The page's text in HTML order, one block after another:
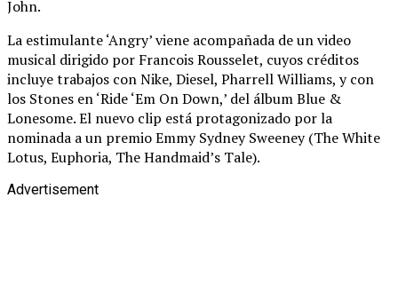
John.
La estimulante ‘Angry’ viene acompañada de un video
musical dirigido por Francois Rousselet, cuyos créditos
incluye trabajos con Nike, Diesel, Pharrell Williams, y con
los Stones en ‘Ride ‘Em On Down,’ del álbum Blue &
Lonesome. El nuevo clip está protagonizado por la
nominada a un premio Emmy Sydney Sweeney (The White
Lotus, Euphoria, The Handmaid’s Tale).
Advertisement